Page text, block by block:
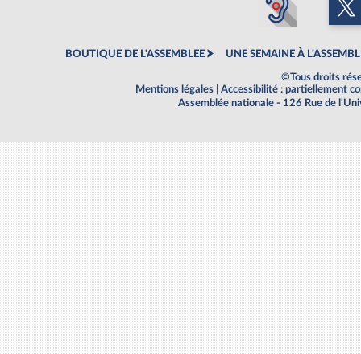
BOUTIQUE DE L'ASSEMBLEE UNE SEMAINE À
©Tous droits
Mentions légales
Accessibilité : partiellement
Assemblée nationale - 126 Rue de